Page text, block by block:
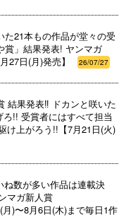
た21本もの作品が堂々の受
賞」結果発表! ヤンマガ
27日(月)発売】
26/07/27
結果発表‼ ドカンと咲いた
!! 受賞者にはすべて担当
け上がろう!!【7月21日(火)
ね数が多い作品は連載決
マガ新人賞
)〜8月6日(木)まで毎日1作